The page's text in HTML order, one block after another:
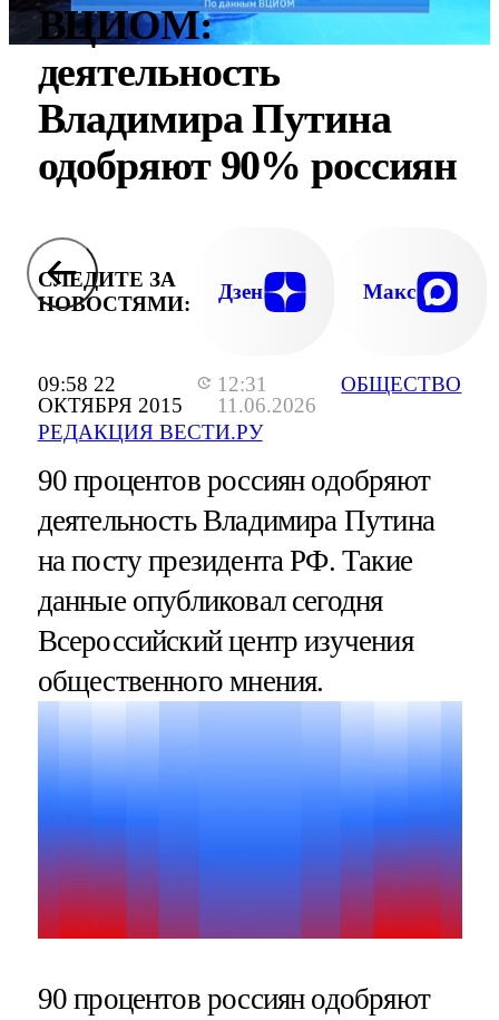
09:58 22
ОКТЯБРЯ 2015
12:31
11.06.2026
РЕДАКЦИЯ ВЕСТИ.РУ
ОБЩЕСТВО
ВЦИОМ:
деятельность
Владимира Путина
одобряют 90% россиян
СЛЕДИТЕ ЗА
НОВОСТЯМИ:
Дзен Макс
90 процентов россиян одобряют
деятельность Владимира Путина
на посту президента РФ. Такие
данные опубликовал сегодня
Всероссийский центр изучения
общественного мнения.
90 процентов россиян одобряют